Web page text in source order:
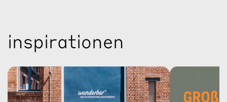
inspirationen